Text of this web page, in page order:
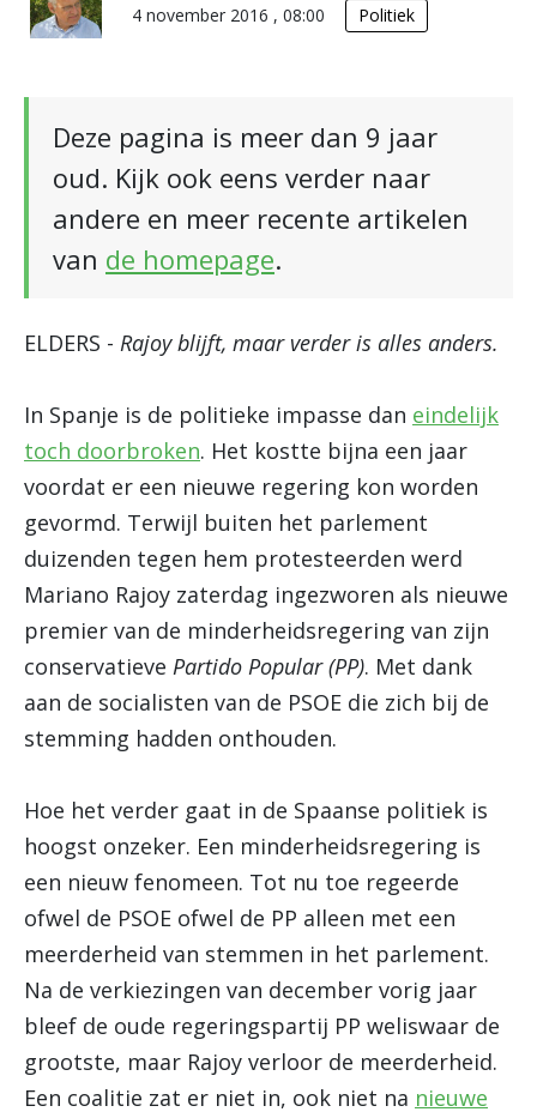
4 november 2016 , 08:00 Politiek
Deze pagina is meer dan 9 jaar
oud. Kijk ook eens verder naar
andere en meer recente artikelen
van de homepage.
ELDERS - Rajoy blijft, maar verder is alles anders.
In Spanje is de politieke impasse dan eindelijk
toch doorbroken. Het kostte bijna een jaar
voordat er een nieuwe regering kon worden
gevormd. Terwijl buiten het parlement
duizenden tegen hem protesteerden werd
Mariano Rajoy zaterdag ingezworen als nieuwe
premier van de minderheidsregering van zijn
conservatieve Partido Popular (PP). Met dank
aan de socialisten van de PSOE die zich bij de
stemming hadden onthouden.
Hoe het verder gaat in de Spaanse politiek is
hoogst onzeker. Een minderheidsregering is
een nieuw fenomeen. Tot nu toe regeerde
ofwel de PSOE ofwel de PP alleen met een
meerderheid van stemmen in het parlement.
Na de verkiezingen van december vorig jaar
bleef de oude regeringspartij PP weliswaar de
grootste, maar Rajoy verloor de meerderheid.
Een coalitie zat er niet in, ook niet na nieuwe